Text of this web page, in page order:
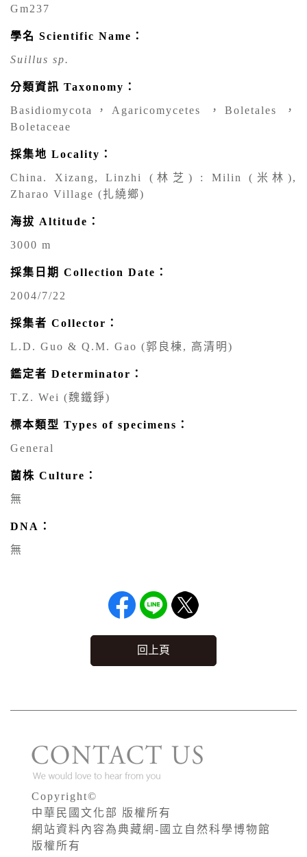
Gm237
學名 Scientific Name：
Suillus sp.
分類資訊 Taxonomy：
Basidiomycota，Agaricomycetes ，Boletales ，
Boletaceae
採集地 Locality：
China. Xizang, Linzhi (林芝) : Milin (米林),
Zharao Village (扎繞鄉)
海拔 Altitude：
3000 m
採集日期 Collection Date：
2004/7/22
採集者 Collector：
L.D. Guo & Q.M. Gao (郭良棟, 高清明)
鑑定者 Determinator：
T.Z. Wei (魏鐵錚)
標本類型 Types of specimens：
General
菌株 Culture：
無
DNA：
無
回上頁
Copyright©
中華民國文化部 版權所有
網站資料內容為典藏網-國立自然科學博物館
版權所有